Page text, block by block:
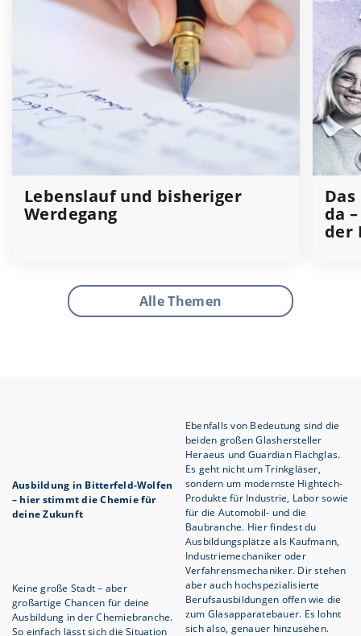
Lebenslauf und bisheriger
Werdegang
da
der
Alle Themen
Ausbildung in Bitterfeld-Wolfen
– hier stimmt die Chemie für
deine Zukunft
Keine große Stadt – aber
großartige Chancen für deine
Ausbildung in der Chemiebranche.
So einfach lässt sich die Situation
Ebenfalls von Bedeutung sind die
beiden großen Glashersteller
Heraeus und Guardian Flachglas.
Es geht nicht um Trinkgläser,
sondern um modernste Hightech-
Produkte für Industrie, Labor sowie
für die Automobil- und die
Baubranche. Hier findest du
Ausbildungsplätze als Kaufmann,
Industriemechaniker oder
Verfahrensmechaniker. Dir stehen
aber auch hochspezialisierte
Berufsausbildungen offen wie die
zum Glasapparatebauer. Es lohnt
sich also, genauer hinzusehen.